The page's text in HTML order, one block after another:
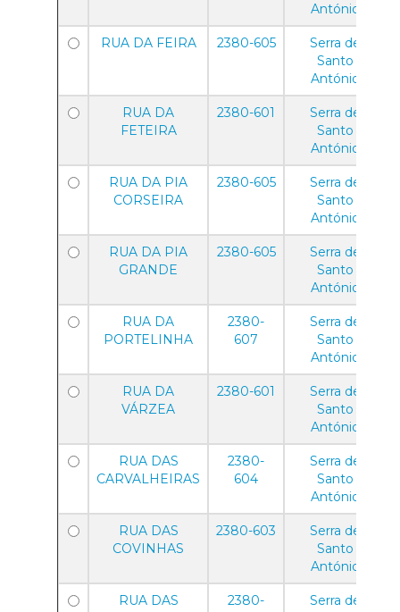
António
RUA DA FEIRA 2380-605
Serra de
Santo
António
RUA DA
FETEIRA
2380-601
Serra de
Santo
António
RUA DA PIA
CORSEIRA
2380-605
Serra de
Santo
António
RUA DA PIA
GRANDE
2380-605
Serra de
Santo
António
RUA DA
PORTELINHA
2380-
607
Serra de
Santo
António
RUA DA
VÁRZEA
2380-601
Serra de
Santo
António
RUA DAS
CARVALHEIRAS
2380-
604
Serra de
Santo
António
RUA DAS
COVINHAS
2380-603
Serra de
Santo
António
RUA DAS
2380-
Serra de